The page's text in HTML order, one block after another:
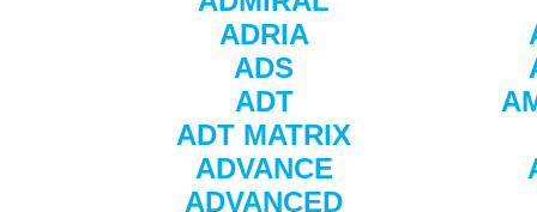
ADRIA
ADS
ADT
ADT MATRIX
ADVANCE
ADVANCED